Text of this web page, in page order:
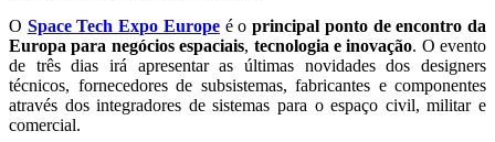
O Space Tech Expo Europeé oprincipal ponto de encontro da
Europa para negócios espaciais, tecnologia e inovação. O evento
de três dias irá apresentar as últimas novidades dos designers
técnicos, fornecedores de subsistemas, fabricantes e componentes
através dos integradores de sistemas para o espaço civil, militar e
comercial.